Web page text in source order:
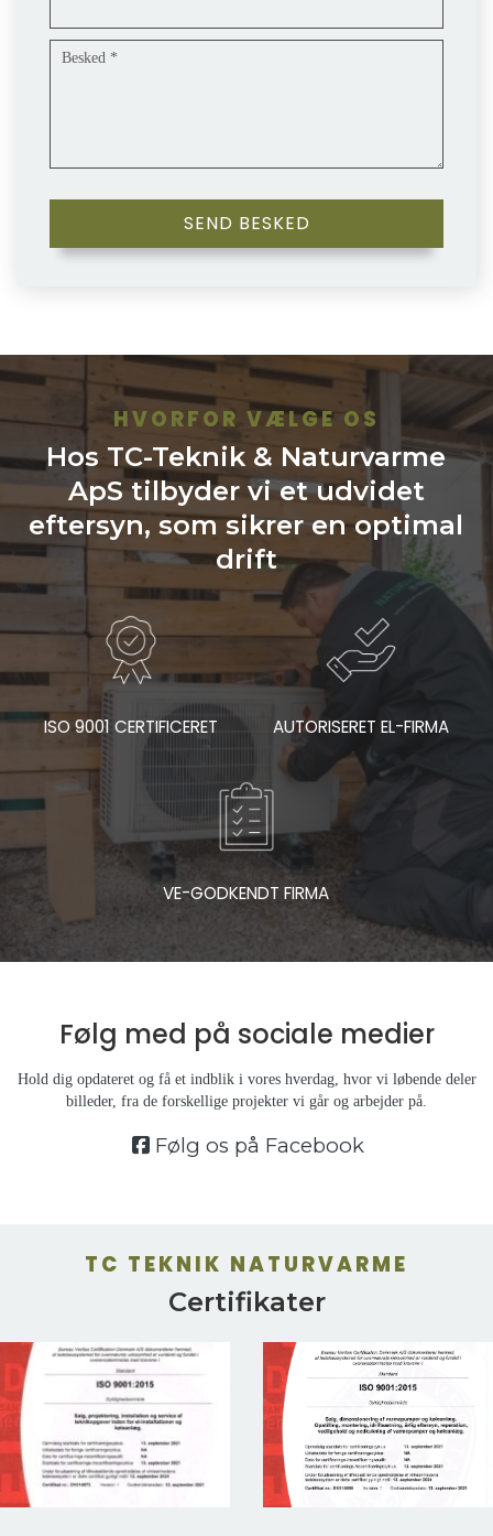
HVORFOR VÆLGE OS
Hos TC-Teknik & Naturvarme
ApS tilbyder vi et udvidet
eftersyn, som sikrer en optimal
drift
ISO 9001 CERTIFICERET AUTORISERET EL-FIRMA
VE-GODKENDT FIRMA
Følg med på sociale medier
Hold dig opdateret og få et indblik i vores hverdag, hvor vi løbende deler
billeder, fra de forskellige projekter vi går og arbejder på.
Følg os på Facebook
TC TEKNIK NATURVARME
Certifikater